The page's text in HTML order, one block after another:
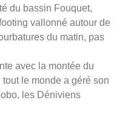
du bassin Fouquet,
vallonné autour de
du matin, pas
avec la montée du
le monde a géré son
les Déniviens